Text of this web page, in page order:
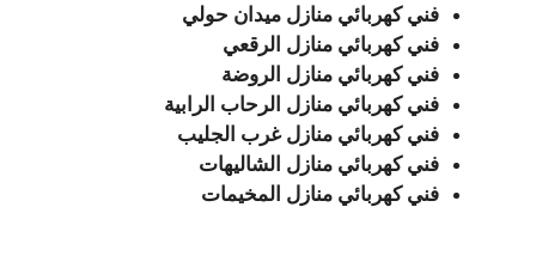
فني كهربائي منازل ميدان حولي
فني كهربائي منازل الرقعي
فني كهربائي منازل الروضة
فني كهربائي منازل الرحاب الرابية
فني كهربائي منازل غرب الجليب
فني كهربائي منازل الشاليهات
فني كهربائي منازل المخيمات